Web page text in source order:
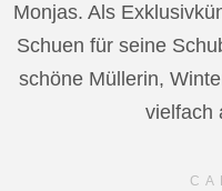
Monjas. Als
Schuen für seine
schöne Müllerin,
vielfach